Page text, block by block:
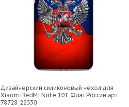
Дизайнерский силиконовый чехол для
Xiaomi RedMi Note 10T Флаг России арт:
78728-22530